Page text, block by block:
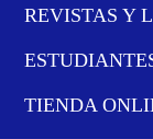
REVISTAS Y
TIENDA